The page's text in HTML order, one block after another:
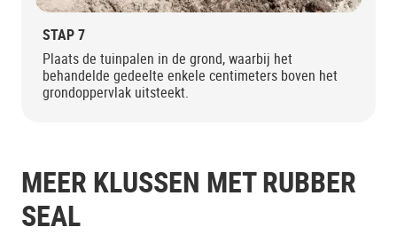
STAP 7
Plaats de tuinpalen in de grond, waarbij het
behandelde gedeelte enkele centimeters boven het
grondoppervlak uitsteekt.
MEER KLUSSEN MET RUBBER
SEAL